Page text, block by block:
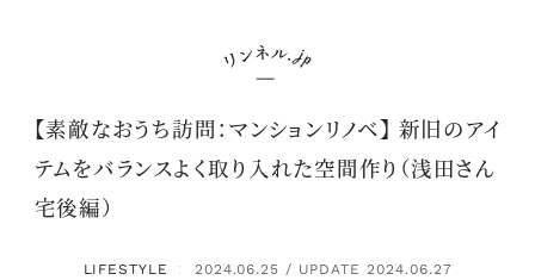
【素敵なおうち訪問：マンションリノベ】 新旧のアイ
テムをバランスよく取り入れた空間作り（浅田さん
宅後編）
LIFESTYLE ： 2024.06.25 / UPDATE 2024.06.27